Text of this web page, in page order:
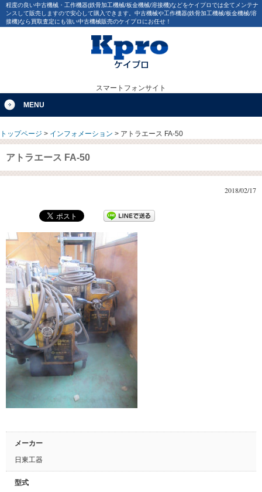
程度の良い中古機械・工作機器(鉄骨加工機械/板金機械/溶接機)などをケイプロでは全てメンテナ
ンスして販売しますので安心して購入できます。中古機械や工作機器(鉄骨加工機械/板金機械/溶
接機)なら買取査定にも強い中古機械販売のケイプロにお任せ！
スマートフォンサイト
MENU
トップページ > インフォメーション > アトラエース FA-50
アトラエース FA-50
2018/02/17
メーカー
日東工器
型式